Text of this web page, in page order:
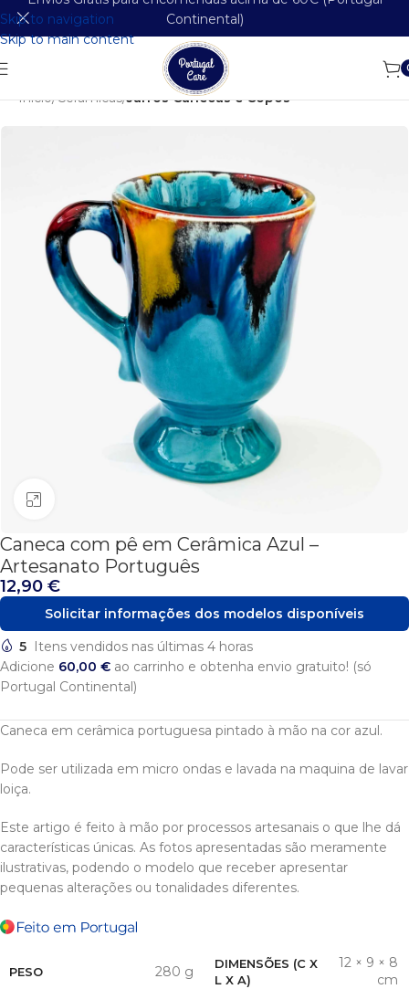
Skip to navigation
Skip to main content
Continental)
Início Cerâmicas Jarros Canecas e Copos
Caneca com pê em Cerâmica Azul –
Artesanato Português
12,90 €
Caneca em cerâmica portuguesa pintado à mão na cor azul.
Pode ser utilizada em micro ondas e lavada na maquina de lavar
loiça.
Este artigo é feito à mão por processos artesanais o que lhe dá
características únicas. As fotos apresentadas são meramente
ilustrativas, podendo o modelo que receber apresentar
pequenas alterações ou tonalidades diferentes.
PESO 280 g
DIMENSÕES (C X
L X A)
12 × 9 × 8
cm
Solicitar informações dos modelos disponíveis
5 Itens vendidos nas últimas 4 horas
Adicione 60,00 € ao carrinho e obtenha envio gratuito! (só
Portugal Continental)